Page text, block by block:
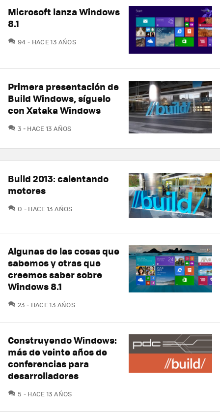
Microsoft lanza Windows
8.1
94 COMENTARIOS
HACE 13 AÑOS
Primera presentación de
Build Windows, síguelo
con Xataka Windows
3 COMENTARIOS
HACE 13 AÑOS
Build 2013: calentando
motores
0 COMENTARIOS
HACE 13 AÑOS
Algunas de las cosas que
sabemos y otras que
creemos saber sobre
Windows 8.1
23 COMENTARIOS
HACE 13 AÑOS
Construyendo Windows:
más de veinte años de
conferencias para
desarrolladores
5 COMENTARIOS
HACE 13 AÑOS